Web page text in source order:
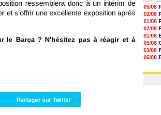
ressemblera donc à un intérim de
et s'offrir une excellente exposition après
le Barça ? N'hésitez pas à réagir et à
Partager sur Twitter
05/08
02/08
01/08
02/08
01/08
05/08
03/08
05/08
03/08